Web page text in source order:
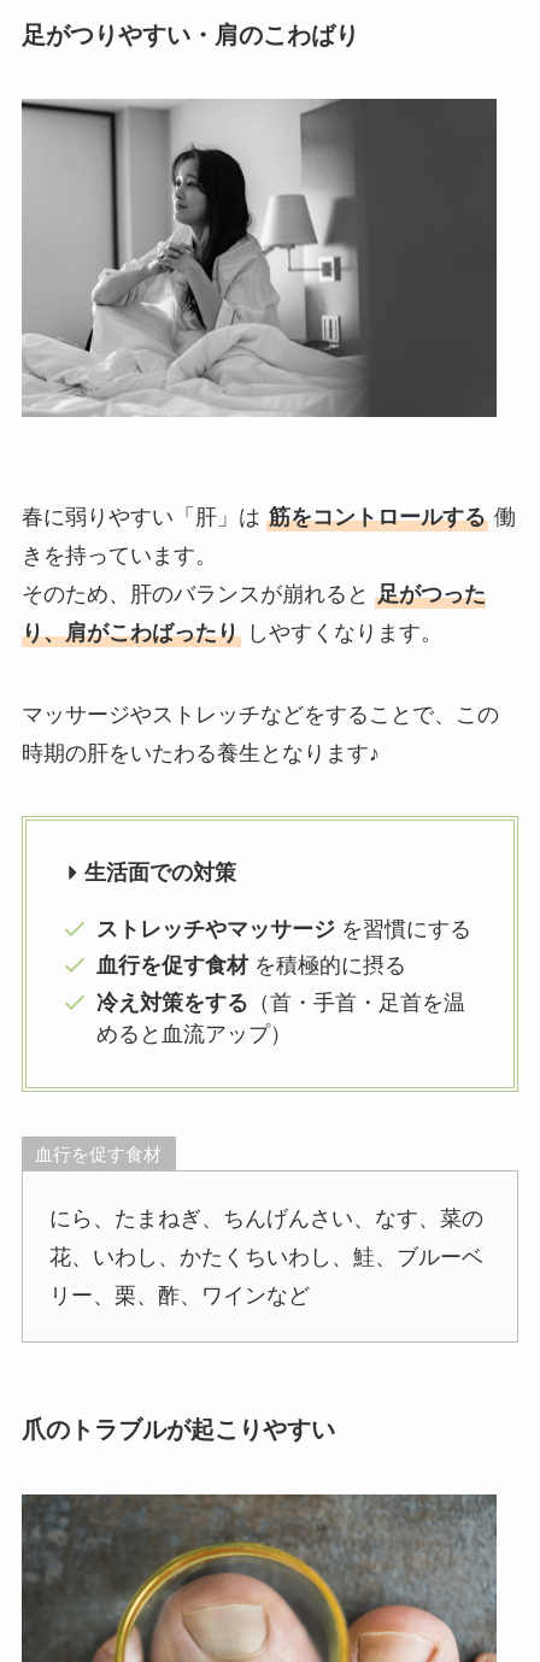
足がつりやすい・肩のこわばり
春に弱りやすい「肝」は 筋をコントロールする働
きを持っています。
そのため、肝のバランスが崩れると 足がつった
り、肩がこわばったりしやすくなります。
マッサージやストレッチなどをすることで、この
時期の肝をいたわる養生となります♪
生活面での対策
ストレッチやマッサージ を習慣にする
血行を促す食材を積極的に摂る
冷え対策をする （首・手首・足首を温
めると血流アップ）
血行を促す食材
にら、たまねぎ、ちんげんさい、なす、菜の
花、いわし、かたくちいわし、鮭、ブルーベ
リー、栗、酢、ワインなど
爪のトラブルが起こりやすい